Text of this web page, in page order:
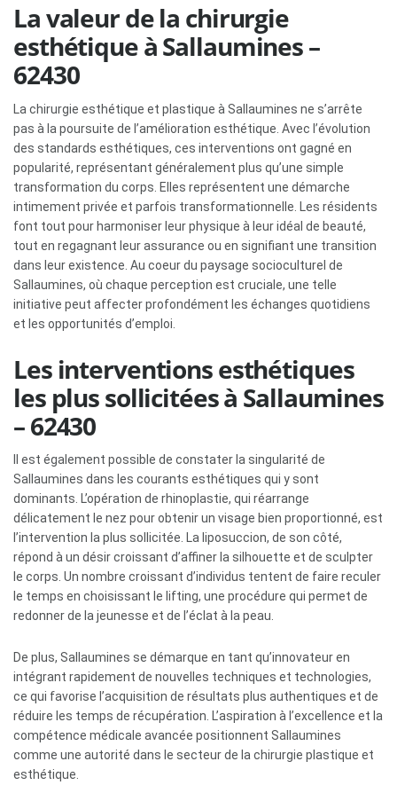
La valeur de la chirurgie
esthétique à Sallaumines –
62430
La chirurgie esthétique et plastique à Sallaumines ne s’arrête
pas à la poursuite de l’amélioration esthétique. Avec l’évolution
des standards esthétiques, ces interventions ont gagné en
popularité, représentant généralement plus qu’une simple
transformation du corps. Elles représentent une démarche
intimement privée et parfois transformationnelle. Les résidents
font tout pour harmoniser leur physique à leur idéal de beauté,
tout en regagnant leur assurance ou en signifiant une transition
dans leur existence. Au coeur du paysage socioculturel de
Sallaumines, où chaque perception est cruciale, une telle
initiative peut affecter profondément les échanges quotidiens
et les opportunités d’emploi.
Les interventions esthétiques
les plus sollicitées à Sallaumines
– 62430
Il est également possible de constater la singularité de
Sallaumines dans les courants esthétiques qui y sont
dominants. L’opération de rhinoplastie, qui réarrange
délicatement le nez pour obtenir un visage bien proportionné, est
l’intervention la plus sollicitée. La liposuccion, de son côté,
répond à un désir croissant d’affiner la silhouette et de sculpter
le corps. Un nombre croissant d’individus tentent de faire reculer
le temps en choisissant le lifting, une procédure qui permet de
redonner de la jeunesse et de l’éclat à la peau.
De plus, Sallaumines se démarque en tant qu’innovateur en
intégrant rapidement de nouvelles techniques et technologies,
ce qui favorise l’acquisition de résultats plus authentiques et de
réduire les temps de récupération. L’aspiration à l’excellence et la
compétence médicale avancée positionnent Sallaumines
comme une autorité dans le secteur de la chirurgie plastique et
esthétique.